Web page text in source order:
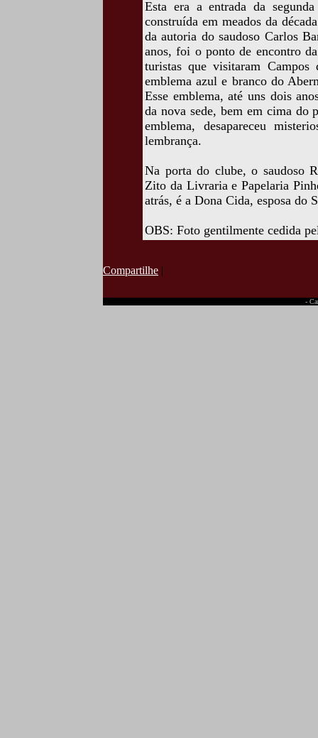
Esta era a entrada da
construída em meados da
da autoria do saudoso Carlos
anos, foi o ponto de encontro
turistas que visitaram
emblema azul e branco do
Esse emblema, até uns dois
da nova sede, bem em cima do
emblema, desapareceu
lembrança.
Na porta do clube, o saudoso
Zito da Livraria e Papelaria
atrás, é a Dona Cida, esposa do
OBS: Foto gentilmente cedida
Compartilhe |
-